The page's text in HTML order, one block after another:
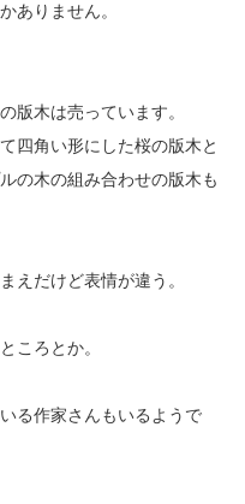
ありません。
版木は売っています。
四角い形にした桜の版木と
の木の組み合わせの版木も
えだけど表情が違う。
ころとか。
る作家さんもいるようで